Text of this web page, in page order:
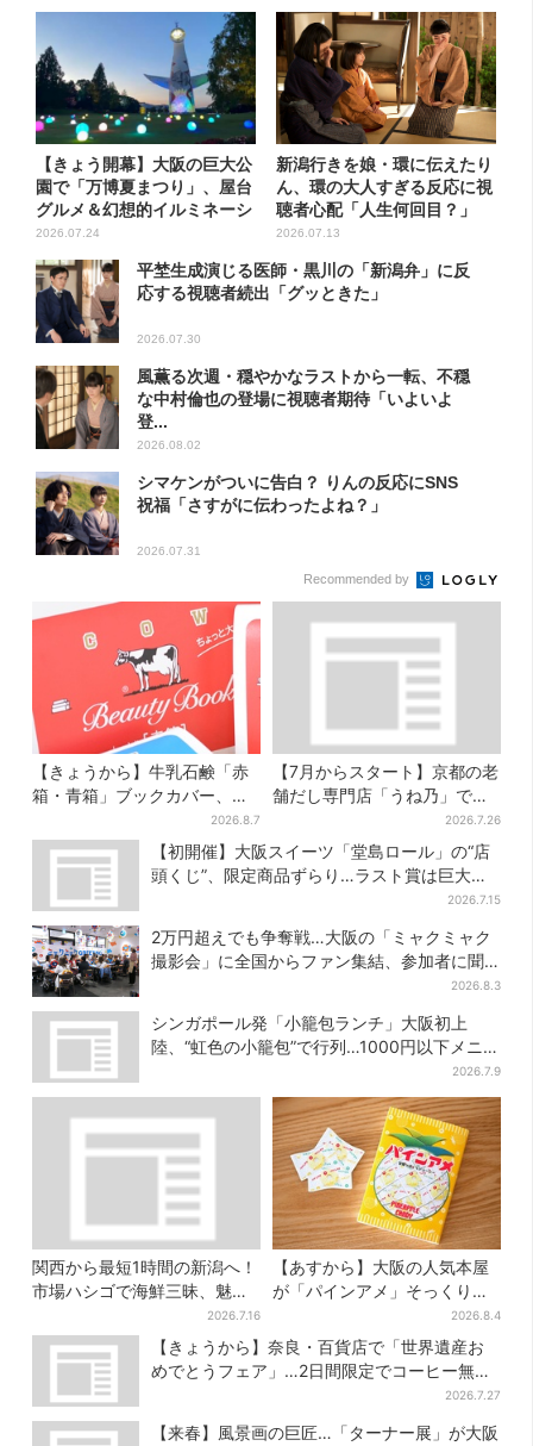
【きょう開幕】大阪の巨大公
園で「万博夏まつり」、屋台
グルメ＆幻想的イルミネーシ
ョ...
2026.07.24
新潟行きを娘・環に伝えたり
ん、環の大人すぎる反応に視
聴者心配「人生何回目？」
2026.07.13
平埜生成演じる医師・黒川の「新潟弁」に反
応する視聴者続出「グッときた」
2026.07.30
風薫る次週・穏やかなラストから一転、不穏
な中村倫也の登場に視聴者期待「いよいよ
登...
2026.08.02
シマケンがついに告白？ りんの反応にSNS
祝福「さすがに伝わったよね？」
2026.07.31
Recommended by
【きょうから】牛乳石鹸「赤
箱・青箱」ブックカバー、大
阪で無料配布！ 先着1000名
に「牛のカード」も
2026.8.7
【7月からスタート】京都の老
舗だし専門店「うね乃」で、
削りたて「かつお節」のモー
ニング登場
2026.7.26
【初開催】大阪スイーツ「堂島ロール」の“店
頭くじ”、限定商品ずらり…ラスト賞は巨大ル
2026.7.15
2万円超えでも争奪戦…大阪の「ミャクミャク
撮影会」に全国からファン集結、参加者に聞
2026.8.3
シンガポール発「小籠包ランチ」大阪初上
陸、“虹色の小籠包”で行列…1000円以下メニ
2026.7.9
関西から最短1時間の新潟へ！
市場ハシゴで海鮮三昧、魅惑
の日本酒、発酵グルメも2026.7.16
【あすから】大阪の人気本屋
が「パインアメ」そっくりの
ブックカバー開発、梅田で先
行販売
2026.8.4
【きょうから】奈良・百貨店で「世界遺産お
めでとうフェア」…2日間限定でコーヒー無料
2026.7.27
【来春】風景画の巨匠…「ターナー展」が大阪